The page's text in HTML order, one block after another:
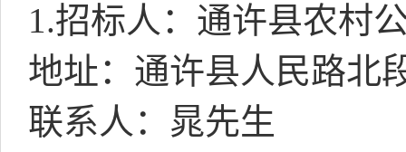
1.招标人：通许县农村
地址：通许县人民路北
联系人：晁先生